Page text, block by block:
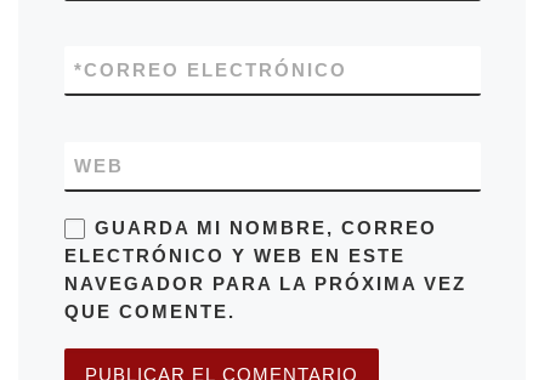
CORREO ELECTRÓNICO
*
WEB
GUARDA MI NOMBRE, CORREO
ELECTRÓNICO Y WEB EN ESTE
NAVEGADOR PARA LA PRÓXIMA VEZ
QUE COMENTE.